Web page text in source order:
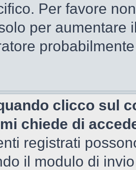
Per favore
per aumentare
clicco sul
chiede di
registrati
il modulo di